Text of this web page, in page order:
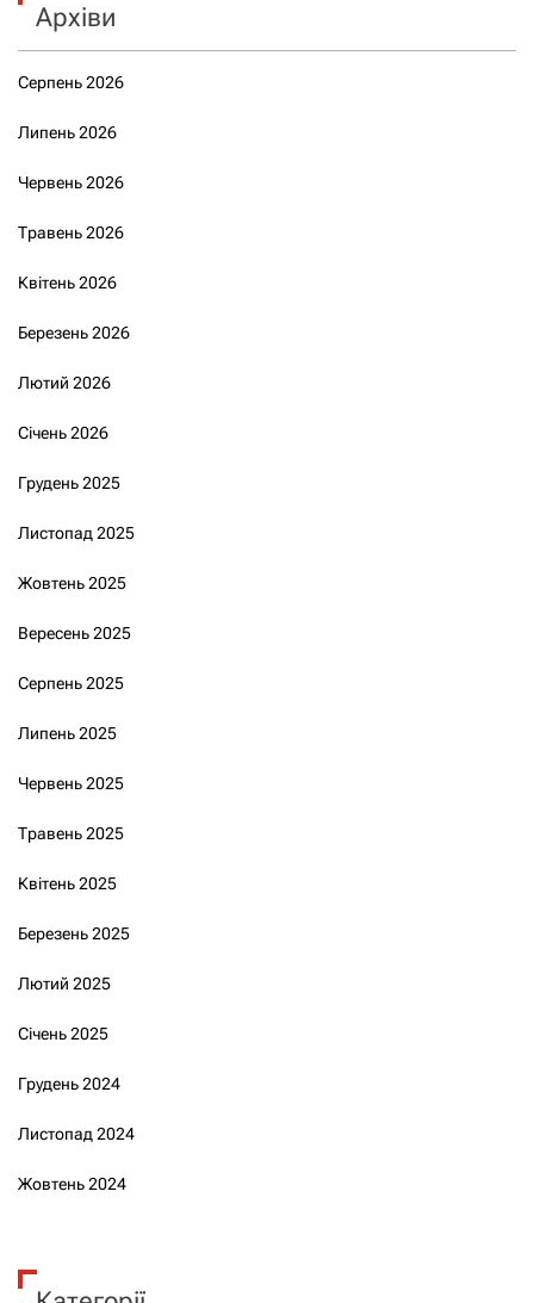
Архіви
Серпень 2026
Липень 2026
Червень 2026
Травень 2026
Квітень 2026
Березень 2026
Лютий 2026
Січень 2026
Грудень 2025
Листопад 2025
Жовтень 2025
Вересень 2025
Серпень 2025
Липень 2025
Червень 2025
Травень 2025
Квітень 2025
Березень 2025
Лютий 2025
Січень 2025
Грудень 2024
Листопад 2024
Жовтень 2024